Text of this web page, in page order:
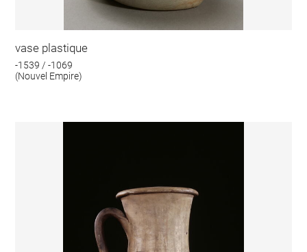
vase plastique
-1539 / -1069
(Nouvel Empire)